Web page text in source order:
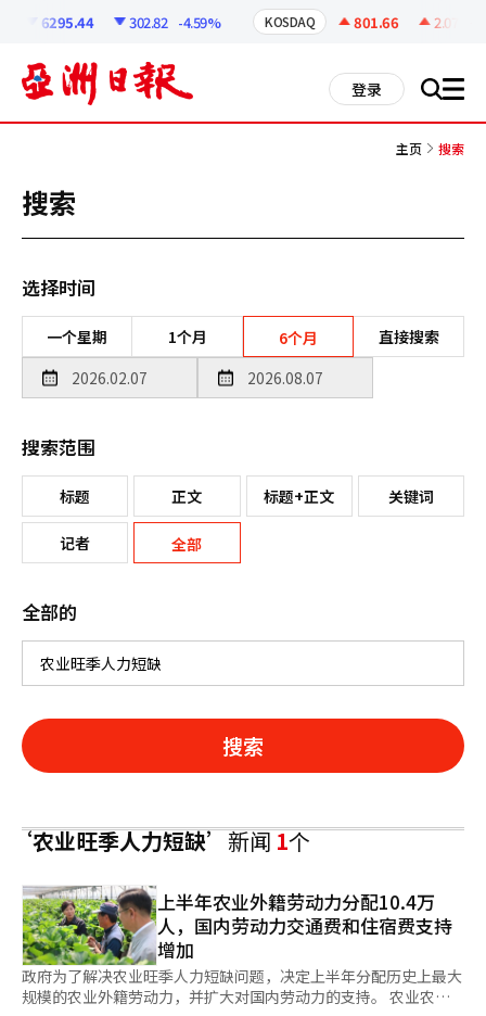
6295.44 302.82 -4.59% KOSDAQ 801.66 2.07
登录 搜 all
主页 搜索
搜索
选择时间
一个星期 1个月 6个月 直接搜索
搜索范围
标题 正文 标题+正文 关键词
记者 全部
全部的
搜索
‘农业旺季人力短缺’新闻1个
上半年农业外籍劳动力分配10.4万
人，国内劳动力交通费和住宿费支持
增加
政府为了解决农业旺季人力短缺问题，决定上半年分配历史上最大
规模的农业外籍劳动力，并扩大对国内劳动力的支持。 农业农村